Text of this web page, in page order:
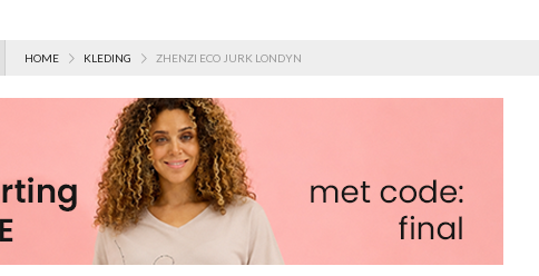
HOME KLEDING ZHENZI ECO JURK LONDYN